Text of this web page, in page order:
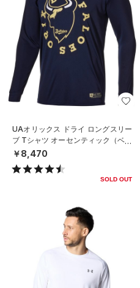
UAオリックス ドライ ロングスリー
ブ Tシャツ オーセンティック（ベー
スボール/MEN）
￥8,470
SOLD OUT